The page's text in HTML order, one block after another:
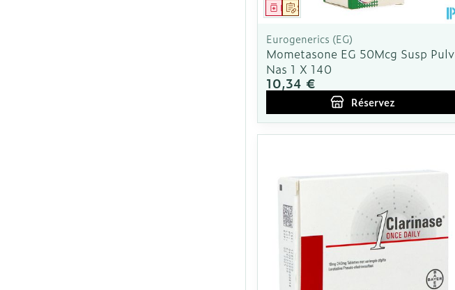
Sur prescription
Médicament
Eurogenerics (EG)
Mometasone EG 50Mcg Susp Pulv
Nas 1 X 140
10,34 €
Réservez